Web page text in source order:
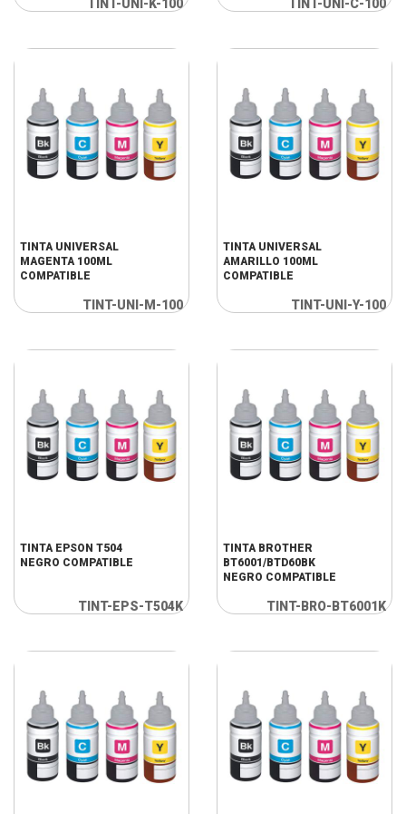
TINT-UNI-K-100 TINT-UNI-C-100
TINTA UNIVERSAL
MAGENTA 100ML
COMPATIBLE
TINT-UNI-M-100
TINTA UNIVERSAL
AMARILLO 100ML
COMPATIBLE
TINT-UNI-Y-100
TINTA EPSON T504
NEGRO COMPATIBLE
TINT-EPS-T504K
TINTA BROTHER
BT6001/BTD60BK
NEGRO COMPATIBLE
TINT-BRO-BT6001K